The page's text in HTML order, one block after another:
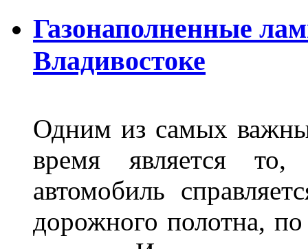
Газонаполненные
Владивостоке
Одним из самых
время является то,
автомобиль
дорожного полотна,